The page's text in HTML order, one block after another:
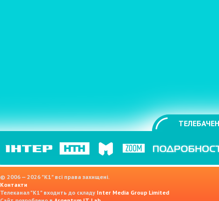
© 2006 — 2026 "K1" всі права захищені.
Контакти
Телеканал "К1" входить до складу Inter Media Group Limited